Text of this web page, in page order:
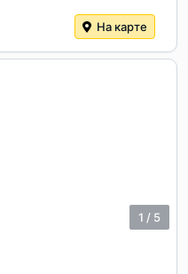
На карте
1 / 5